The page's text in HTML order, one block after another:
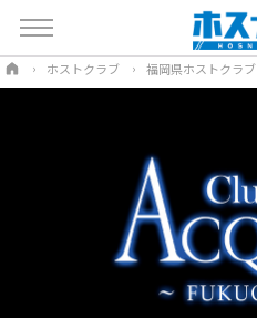
ホストクラブ 福岡県ホストクラブ